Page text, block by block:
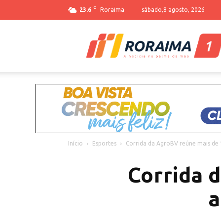
23.6 C Roraima sábado,8 agosto, 2026
Início Esportes Corrida da AgroBV reúne mais
Corrida